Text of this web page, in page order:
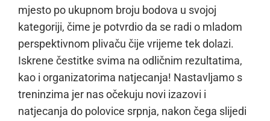
mjesto po ukupnom broju bodova u svojoj
kategoriji, čime je potvrdio da se radi o mladom
perspektivnom plivaču čije vrijeme tek dolazi.
Iskrene čestitke svima na odličnim rezultatima,
kao i organizatorima natjecanja! Nastavljamo s
treninzima jer nas očekuju novi izazovi i
natjecanja do polovice srpnja, nakon čega slijedi